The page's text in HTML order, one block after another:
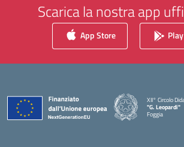
Scarica la nostra app
App Store
XII° Circolo
"G. Leopardi"
Foggia
— Visita la